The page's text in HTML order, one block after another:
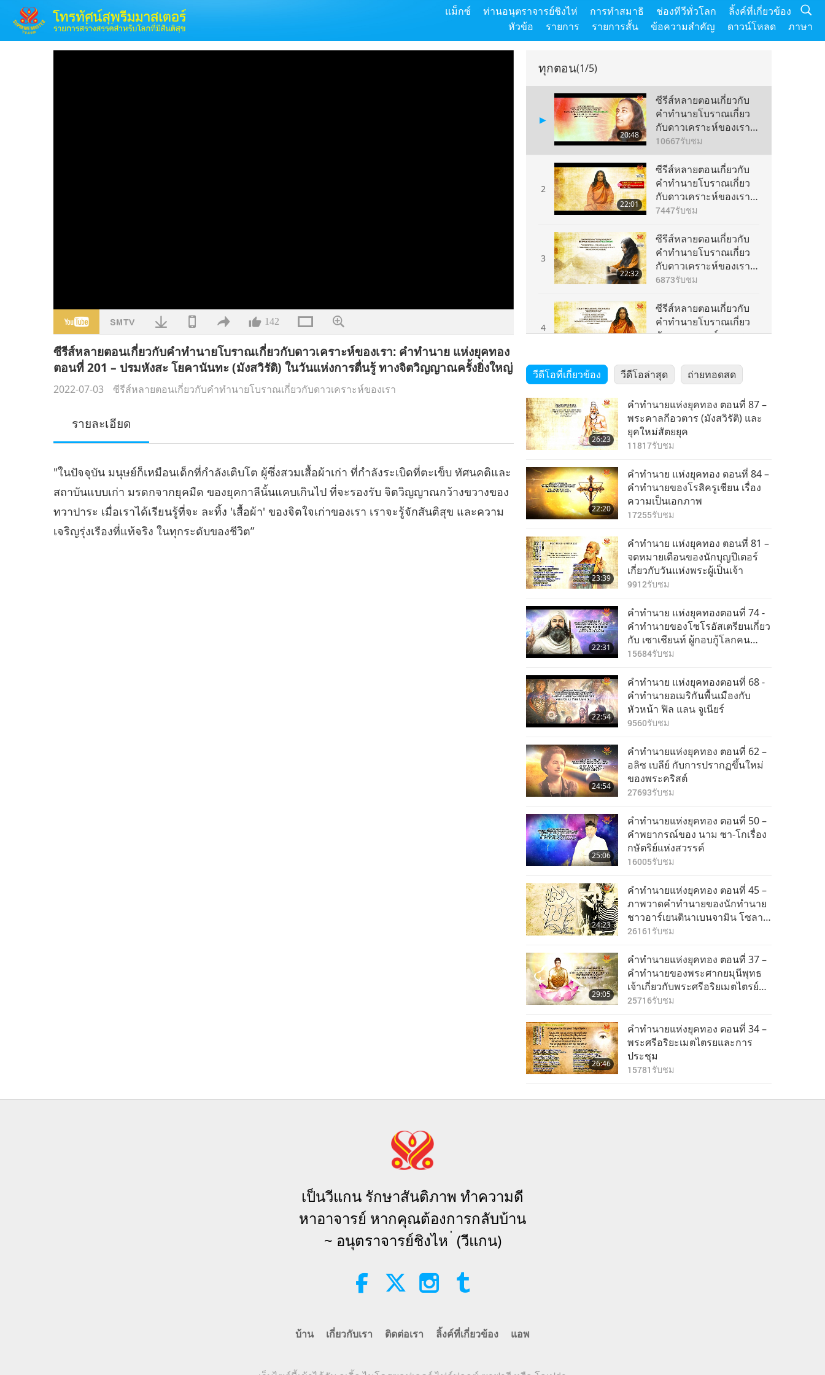
แม็กซ์ ท่านอนุตราจารย์ชิงไห่ การทำสมาธิ ช่องทีวีทั่วโลก
ลิ้งค์ที่เกี่ยวข้อง
หัวข้อ
รายการ รายการสั้น ข้อความสำคัญ ดาวน์โหลด ภาษา
142
ซีรีส์หลายตอนเกี่ยวกับคำทำนายโบราณเกี่ยวกับดาวเคราะห์ของเรา: คำทำนาย แห่งยุคทอง
ตอนที่ 201 – ปรมหังสะ โยคานันทะ (มังสวิรัติ) ในวันแห่งการตื่นรู้ ทางจิตวิญญาณครั้งยิ่งใหญ่
2022-07-03 ซีรีส์หลายตอนเกี่ยวกับคำทำนายโบราณเกี่ยวกับดาวเคราะห์ของเรา
รายละเอียด
"ในปัจจุบัน มนุษย์ก็เหมือนเด็กที่กำลังเติบโต ผู้ซึ่งสวมเสื้อผ้าเก่า ที่กำลังระเบิดที่ตะเข็บ ทัศนคติและ
สถาบันแบบเก่า มรดกจากยุคมืด ของยุคกาลีนั้นแคบเกินไป ที่จะรองรับ จิตวิญญาณกว้างขวางของ
ทวาปาระ เมื่อเราได้เรียนรู้ที่จะ ละทิ้ง 'เสื้อผ้า' ของจิตใจเก่าของเรา เราจะรู้จักสันติสุข และความ
เจริญรุ่งเรืองที่แท้จริง ในทุกระดับของชีวิต”
ทุกตอน(1/5)
20:48
ซีรีส์หลายตอนเกี่ยวกับ
คำทำนายโบราณเกี่ยว
กับดาวเคราะห์ของเรา:
คำทำนาย แห่งยุคทอง
ตอนที่ 201 – ปรมหังสะ
โยคานันทะ (มังสวิรัติ)
ในวันแห่งการตื่นรู้ ทาง
จิตวิญญาณครั้งยิ่งใหญ่
10667รับชม
2
22:01
ซีรีส์หลายตอนเกี่ยวกับ
คำทำนายโบราณเกี่ยว
กับดาวเคราะห์ของเรา:
คำทำนาย แห่งยุคทอง
โยคานันทะ (มังสวิรัติ)
ในวันแห่งการตื่นรู้ ทาง
จิตวิญญาณครั้งยิ่งใหญ่
7447รับชม
3
22:32
ซีรีส์หลายตอนเกี่ยวกับ
คำทำนายโบราณเกี่ยว
กับดาวเคราะห์ของเรา:
คำทำนาย แห่งยุคทอง
โยคานันทะ (มังสวิรัติ)
ในวันแห่งการตื่นรู้ ทาง
จิตวิญญาณครั้งยิ่งใหญ่
6873รับชม
4
ซีรีส์หลายตอนเกี่ยวกับ
คำทำนายโบราณเกี่ยว
กับดาวเคราะห์ของเรา:
ตอนที่ 204 – ปรมหังสะ
โยคานันทะ (มังสวิรัติ)
จิตวิญญาณครั้งยิ่งใหญ่
5
ซีรีส์หลายตอนเกี่ยวกับ
กับดาวเคราะห์ของเรา:
คำทำนาย แห่งยุคทอง
ตอนที่ 205 – ปรมหังสะ
โยคานันทะ (มังสวิรัติ)
จิตวิญญาณครั้งยิ่งใหญ่
8324รับชม
วีดีโอที่เกี่ยวข้อง วีดีโอล่าสุด ถ่ายทอดสด
26:23
คำทำนายแห่งยุคทอง ตอนที่ 87 –
พระคาลกีอวตาร (มังสวิรัติ) และ
ยุคใหม่สัตยยุค
11817รับชม
22:20
คำทำนาย แห่งยุคทอง ตอนที่ 84 –
คำทำนายของโรสิครูเชียน เรื่อง
ความเป็นเอกภาพ
17255รับชม
23:39
คำทำนาย แห่งยุคทอง ตอนที่ 81 –
จดหมายเตือนของนักบุญปีเตอร์
เกี่ยวกับวันแห่งพระผู้เป็นเจ้า
9912รับชม
22:31
คำทำนาย แห่งยุคทองตอนที่ 74 -
คำทำนายของโซโรอัสเตรียนเกี่ยว
กับ เซาเชียนท์ ผู้กอบกู้โลกคน
สุดท้าย
15684รับชม
22:54
คำทำนาย แห่งยุคทองตอนที่ 68 -
คำทำนายอเมริกันพื้นเมืองกับ
หัวหน้า ฟิล แลน จูเนียร์
9560รับชม
24:54
คำทำนายแห่งยุคทอง ตอนที่ 62 –
อลิซ เบลีย์ กับการปรากฏขึ้นใหม่
ของพระคริสต์
27693รับชม
25:06
คำทำนายแห่งยุคทอง ตอนที่ 50 –
คำพยากรณ์ของ นาม ซา-โกเรื่อง
กษัตริย์แห่งสวรรค์
16005รับชม
24:23
คำทำนายแห่งยุคทอง ตอนที่ 45 –
ภาพวาดคำทำนายของนักทำนาย
ชาวอาร์เยนตินาเบนจามิน โซลาริ
พาร์ราวิจินี
26161 รับชม
29:05
คำทำนายแห่งยุคทอง ตอนที่ 37 –
คำทำนายของพระศากยมุนีพุทธ
เจ้าเกี่ยวกับพระศรีอริยเมตไตรย์
พุทธเจ้า
25716รับชม
26:46
คำทำนายแห่งยุคทอง ตอนที่ 34 –
พระศรีอริยะเมตไตรยและการ
ประชุม
15781 รับชม
เป็นวีแกน รักษาสันติภาพ ทำความดี
หาอาจารย์ หากคุณต้องการกลับบ้าน
~ อนุตราจารย์ชิงไห ่ (วีแกน)
บ้าน เกี่ยวกับเรา ติดต่อเรา ลิ้งค์ที่เกี่ยวข้อง แอพ